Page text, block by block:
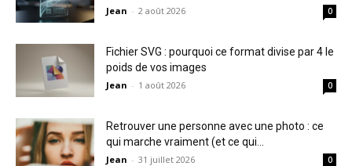
Jean - 2 août 2026 0
Fichier SVG : pourquoi ce format divise par 4 le
poids de vos images
Jean - 1 août 2026 0
Retrouver une personne avec une photo : ce
qui marche vraiment (et ce qui...
Jean - 31 juillet 2026 0